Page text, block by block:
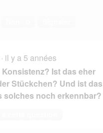
· il y a 5 années
Konsistenz? Ist das eher
Stückchen? Und ist das
solches noch erkennbar?